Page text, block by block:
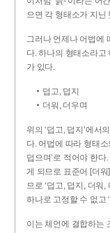
으면 각 형태소가 지닌
그러나 언제나 어법에
다. 하나의 형태소라고
가 있다.
덥고, 덥지
더워, 더우며
위의 ‘덥고, 덥지’에서
다. 어법에 따라 형태소
덥으며’로 적어야 한다
게 되므로 표준어 [더
므로 ‘덥고, 덥지, 더워
하나로 고정할 수 없고
이는 체언에 결합하는